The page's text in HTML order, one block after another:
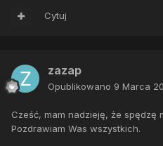
Cytuj
zazap
Opublikowano 9 Marca
Cześć, mam nadzieję, że spędzę
Pozdrawiam Was wszystkich.